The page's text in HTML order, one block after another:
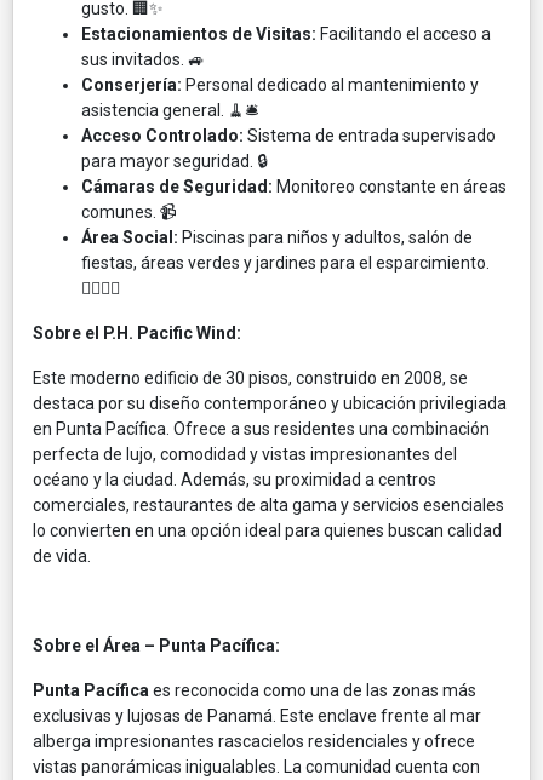
gusto. 🏢✨
Estacionamientos de Visitas: Facilitando el acceso a
sus invitados. 🚙
Conserjería: Personal dedicado al mantenimiento y
asistencia general. 🧹🛎️
Acceso Controlado: Sistema de entrada supervisado
para mayor seguridad. 🔒
Cámaras de Seguridad: Monitoreo constante en áreas
comunes. 📹
Área Social: Piscinas para niños y adultos, salón de
fiestas, áreas verdes y jardines para el esparcimiento.
🏊‍♀️🎉🌳
Sobre el P.H. Pacific Wind:
Este moderno edificio de 30 pisos, construido en 2008, se
destaca por su diseño contemporáneo y ubicación privilegiada
en Punta Pacífica. Ofrece a sus residentes una combinación
perfecta de lujo, comodidad y vistas impresionantes del
océano y la ciudad. Además, su proximidad a centros
comerciales, restaurantes de alta gama y servicios esenciales
lo convierten en una opción ideal para quienes buscan calidad
de vida.
Sobre el Área – Punta Pacífica:
Punta Pacífica es reconocida como una de las zonas más
exclusivas y lujosas de Panamá. Este enclave frente al mar
alberga impresionantes rascacielos residenciales y ofrece
vistas panorámicas inigualables. La comunidad cuenta con